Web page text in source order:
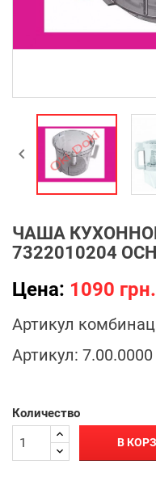

ЧАША
7322010204
Цена: 1090 грн.
Артикул
Артикул: 7.00.0000
Количество
В